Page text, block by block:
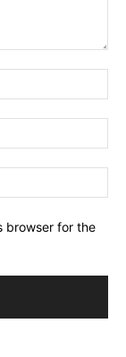
browser for the